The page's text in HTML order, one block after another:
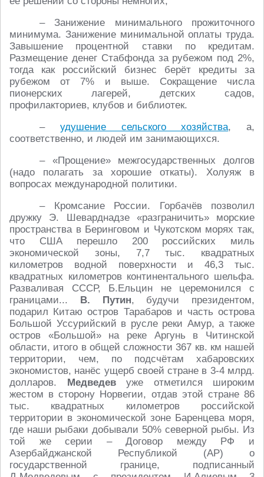
– Занижение минимального прожиточного
минимума. Занижение минимальной оплаты труда.
Завышение процентной ставки по кредитам.
Размещение денег Стабфонда за рубежом под 2%,
тогда как российский бизнес берёт кредиты за
рубежом от 7% и выше. Сокращение числа
пионерских лагерей, детских садов,
профилакториев, клубов и библиотек.
– удушение сельского хозяйства, а,
соответственно, и людей им занимающихся.
– «Прощение» межгосударственных долгов
(надо полагать за хорошие откаты). Холуяж в
вопросах международной политики.
– Кромсание России. Горбачёв позволил
дружку Э. Шеварднадзе «разграничить» морские
пространства в Беринговом и Чукотском морях так,
что США перешло 200 российских миль
экономической зоны, 7,7 тыс. квадратных
километров водной поверхности и 46,3 тыс.
квадратных километров континентального шельфа.
Разваливая СССР, Б.Ельцин не церемонился с
границами... В. Путин, будучи президентом,
подарил Китаю остров Тарабаров и часть острова
Большой Уссурийский в русле реки Амур, а также
остров «Большой» на реке Аргунь в Читинской
области, итого в общей сложности 367 кв. км нашей
территории, чем, по подсчётам хабаровских
экономистов, нанёс ущерб своей стране в 3-4 млрд.
долларов. Медведевуже отметился широким
жестом в сторону Норвегии, отдав этой стране 86
тыс. квадратных километров российской
территории в экономической зоне Баренцева моря,
где наши рыбаки добывали 50% северной рыбы. Из
той же серии – Договор между РФ и
Азербайджанской Республикой (АР) о
государственной границе, подписанный